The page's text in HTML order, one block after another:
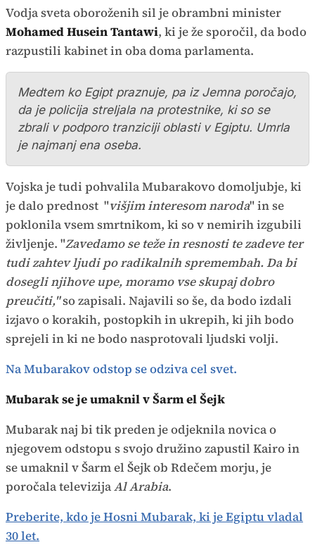
Vodja sveta oboroženih sil je obrambni minister
Mohamed Husein Tantawi, ki je že sporočil, da bodo
razpustili kabinet in oba doma parlamenta.
Medtem ko Egipt praznuje, pa iz Jemna poročajo,
da je policija streljala na protestnike, ki so se
zbrali v podporo tranziciji oblasti v Egiptu. Umrla
je najmanj ena oseba.
Vojska je tudi pohvalila Mubarakovo domoljubje, ki
je dalo prednost "višjim interesom naroda" in se
poklonila vsem smrtnikom, ki so v nemirih izgubili
življenje. "Zavedamo se teže in resnosti te zadeve ter
tudi zahtev ljudi po radikalnih spremembah. Da bi
dosegli njihove upe, moramo vse skupaj dobro
preučiti,"so zapisali. Najavili so še, da bodo izdali
izjavo o korakih, postopkih in ukrepih, ki jih bodo
sprejeli in ki ne bodo nasprotovali ljudski volji.
Na Mubarakov odstop se odziva cel svet.
Mubarak se je umaknil v Šarm el Šejk
Mubarak naj bi tik preden je odjeknila novica o
njegovem odstopu s svojo družino zapustil Kairo in
se umaknil v Šarm el Šejk ob Rdečem morju, je
poročala televizijaAl Arabia.
Preberite, kdo je Hosni Mubarak, ki je Egiptu vladal
30 let.